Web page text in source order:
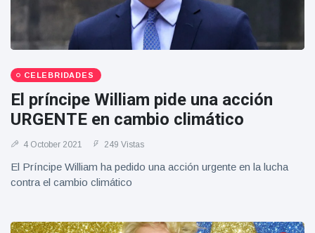
CELEBRIDADES
El príncipe William pide una acción
URGENTE en cambio climático
4 October 2021 249 Vistas
El Príncipe William ha pedido una acción urgente en la lucha
contra el cambio climático